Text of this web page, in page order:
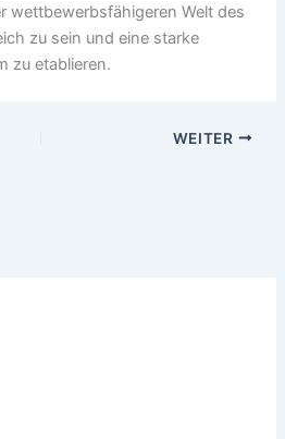
wettbewerbsfähigeren Welt des
zu sein und eine starke
zu etablieren.
WEITER